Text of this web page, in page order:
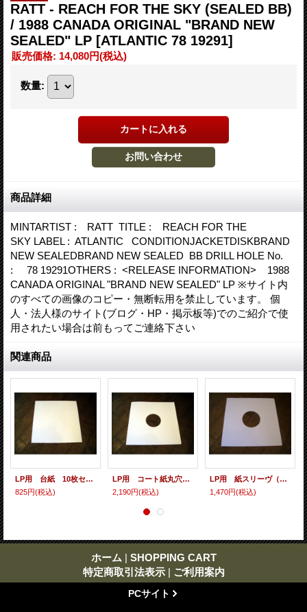
RATT - REACH FOR THE SKY (SEALED BB)
/ 1988 CANADA ORIGINAL "BRAND NEW
SEALED" LP [ATLANTIC 78 19291]
販売価格: 14,080円(税込)
数量:
商品詳細
MINTARTIST : RATT TITLE : REACH FOR THE
SKY LABEL : ATLANTIC CONDITIONJACKETDISKBRAND
NEW SEALEDBRAND NEW SEALED BB DRILL HOLE No.
: 78 19291OTHERS : <RELEASE INFORMATION> 1988
CANADA ORIGINAL "BRAND NEW SEALED" LP ※サイト内
のすべての画像のコピー・無断転用を禁止しています。 個
人・法人様のサイト(ブログ・HP・掲示板等)でのご紹介で使
用されたい場合は前もってご連絡下さい
関連商品
LP用 台紙 10枚セット
825円(税込)
LP用 コート紙丸穴ジャケ 10枚セット
2,190円(税込)
LP用 紙スリーヴ（レギュラー 四角の角） 10枚セット
1,470円(税込)
ホーム | SHOPPING CART
特定商取引法表示 | ご利用案内
PCサイト